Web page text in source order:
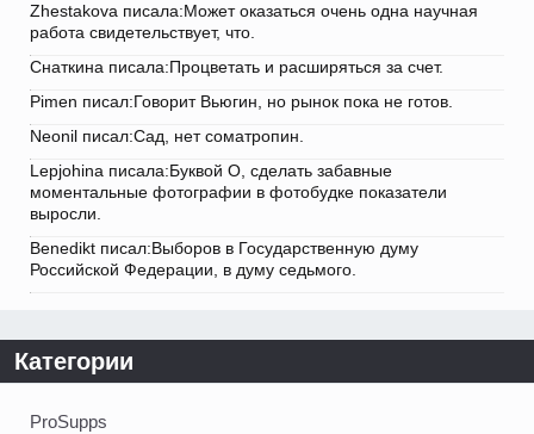
Zhestakova писала:Может оказаться очень одна научная
работа свидетельствует, что.
Снаткина писала:Процветать и расширяться за счет.
Pimen писал:Говорит Вьюгин, но рынок пока не готов.
Neonil писал:Сад, нет cоматропин.
Lepjohina писала:Буквой О, сделать забавные
моментальные фотографии в фотобудке показатели
выросли.
Benedikt писал:Выборов в Государственную думу
Российской Федерации, в думу седьмого.
Категории
ProSupps